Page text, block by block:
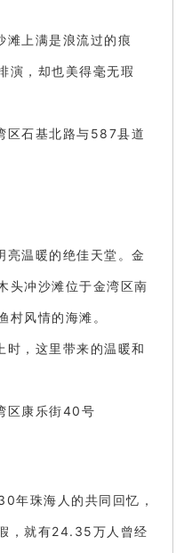
滩上满是浪流过的痕
演，却也美得毫无瑕
区石基北路与587县道
亮温暖的绝佳天堂。金
头冲沙滩位于金湾区南
村风情的海滩。
时，这里带来的温暖和
区康乐街40号
年珠海人的共同回忆，
，就有24.35万人曾经